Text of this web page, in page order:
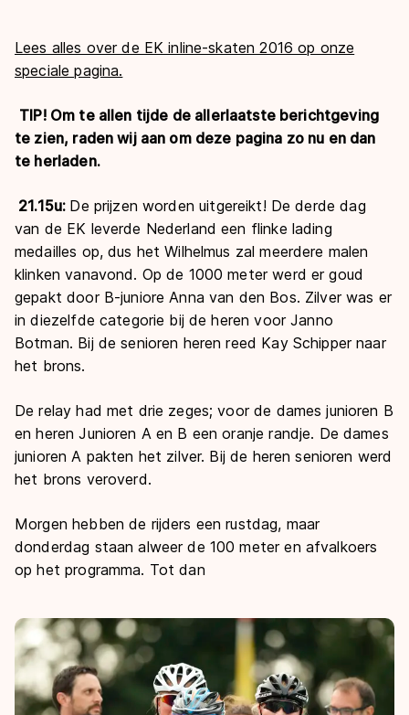
Lees alles over de EK inline-skaten 2016 op onze
speciale pagina.
TIP! Om te allen tijde de allerlaatste berichtgeving
te zien, radenwij aan om deze pagina zo nu en dan
te herladen.
21.15u: De prijzen worden uitgereikt! De derde dag
van de EK leverde Nederland een flinke lading
medailles op, dus het Wilhelmus zal meerdere malen
klinken vanavond. Op de 1000 meter werd er goud
gepakt door B-juniore Anna van den Bos. Zilver was er
in diezelfde categorie bij de heren voor Janno
Botman. Bij de senioren heren reed Kay Schipper naar
het brons.
De relay had met drie zeges; voor de dames junioren B
en heren Junioren A en B een oranje randje. De dames
junioren A pakten het zilver. Bij de heren senioren werd
het brons veroverd.
Morgen hebben de rijders een rustdag, maar
donderdag staan alweer de 100 meter en afvalkoers
op het programma. Tot dan